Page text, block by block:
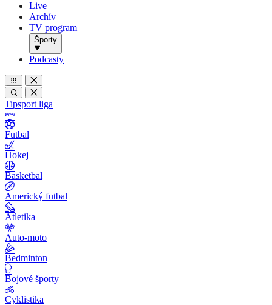
Live
Archív
TV program
Športy
Podcasty
Tipsport liga
Futbal
Hokej
Basketbal
Americký futbal
Atletika
Auto-moto
Bedminton
Bojové športy
Cyklistika